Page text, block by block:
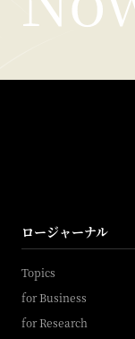
ロージャーナル
Topics
for Business
for Research